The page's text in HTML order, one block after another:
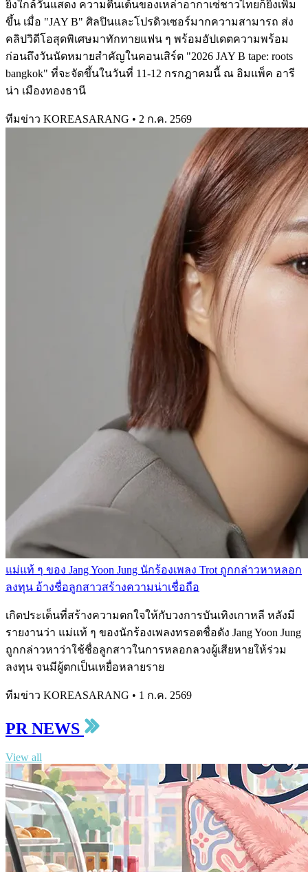
ยิ่งใกล้วันแสดง ความตื่นเต้นของเหล่าอากาเซ่ชาวไทยก็ยิ่งเพิ่ม
ขึ้น เมื่อ "JAY B" ศิลปินและโปรดิวเซอร์มากความสามารถ ส่ง
คลิปวิดีโอสุดพิเศษมาทักทายแฟน ๆ พร้อมอัปเดตความพร้อม
ก่อนถึงวันนัดหมายสำคัญในคอนเสิร์ต "2026 JAY B tape: roots
bangkok" ที่จะจัดขึ้นในวันที่ 11-12 กรกฎาคมนี้ ณ อิมแพ็ค อารี
น่า เมืองทองธานี
ทีมข่าว KOREASARANG • 2 ก.ค. 2569
แม่แท้ ๆ ของ Jang Yoon Jung นักร้องเพลง Trot ถูกกล่าวหาหลอก
ลงทุน อ้างชื่อลูกสาวสร้างความน่าเชื่อถือ
เกิดประเด็นที่สร้างความตกใจให้กับวงการบันเทิงเกาหลี หลังมี
รายงานว่า แม่แท้ ๆ ของนักร้องเพลงทรอตชื่อดัง Jang Yoon Jung
ถูกกล่าวหาว่าใช้ชื่อลูกสาวในการหลอกลวงผู้เสียหายให้ร่วม
ลงทุน จนมีผู้ตกเป็นเหยื่อหลายราย
ทีมข่าว KOREASARANG • 1 ก.ค. 2569
PR NEWS
View all